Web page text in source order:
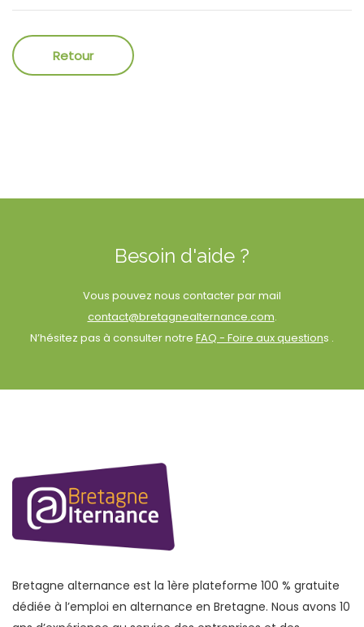
Besoin d'aide ?
Vous pouvez nous contacter par mail
contact@bretagnealternance.com.
N’hésitez pas à consulter notre FAQ - Foire aux questions .
Bretagne alternance est la 1ère plateforme 100 % gratuite
dédiée à l’emploi en alternance en Bretagne. Nous avons 10